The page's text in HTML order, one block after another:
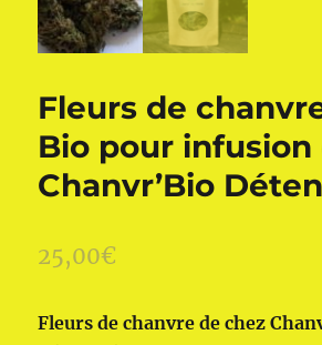
Fleurs de
Bio pour infusion
Chanvr’Bio
25,00€
Fleurs de chanvre de chez